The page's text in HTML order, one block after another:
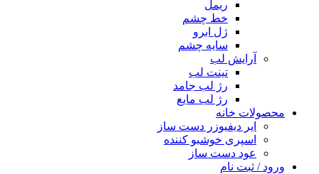
ریمل
خط چشم
ژل ابرو
سایه چشم
آرایش لب
تینت لب
رژ لب جامد
رژ لب مایع
محصولات خانه
ایر دیفیوزر دست ساز
اسپری خوشبو کننده
عود دست ساز
ورود / ثبت نام